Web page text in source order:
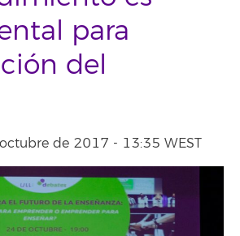
para
del
de 2017 - 13:35 WEST